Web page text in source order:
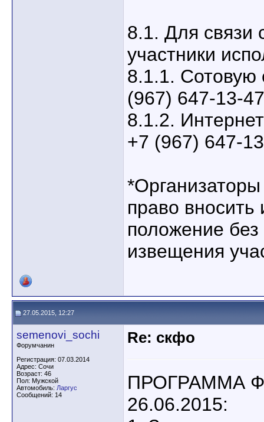
8.1. Для связи
участники
8.1.1. Сотовую
(967) 647-13-
8.1.2.
+7 (967) 647-
право вносить
положение без
извещения
27.05.2015, 12:27
semenovi_sochi
Форумчанин
Регистрация: 07.03.2014
Адрес: Сочи
Возраст: 46
Пол: Мужской
Автомобиль: Ларгус
Сообщений: 14
Re: скфо
ПРОГРАММА
26.06.2015: